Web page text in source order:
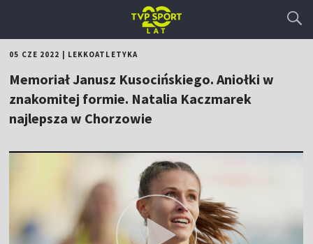
05 CZE 2022 LEKKOATLETYKA
Memoriał Janusz Kusocińskiego. Aniołki w
znakomitej formie. Natalia Kaczmarek
najlepsza w Chorzowie